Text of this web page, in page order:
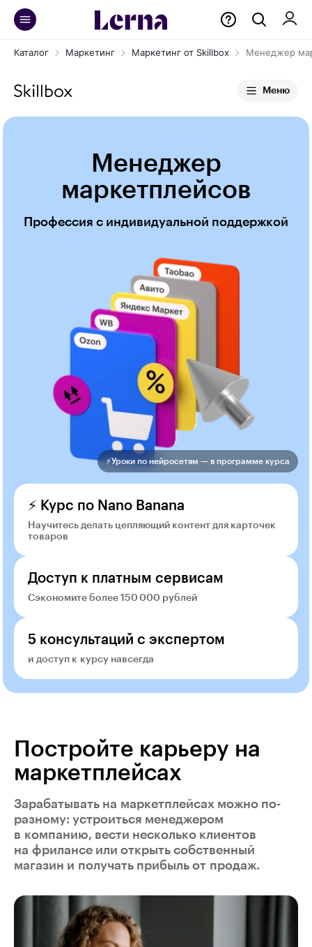
Каталог Маркетинг Маркетинг от Skillbox Менеджер
Меню
Менеджер
маркетплейсов
Профессия с индивидуальной поддержкой
⚡️Уроки по нейросетям — в программе курса
⚡ Курс по Nano Banana
Научитесь делать цепляющий контент для карточек
товаров
Доступ к платным сервисам
Сэкономите более 150 000 рублей
5 консультаций с экспертом
и доступ к курсу навсегда
Постройте карьеру на
маркетплейсах
Зарабатывать на маркетплейсах можно по-
разному: устроиться менеджером
в компанию, вести несколько клиентов
на фрилансе или открыть собственный
магазин и получать прибыль от продаж.